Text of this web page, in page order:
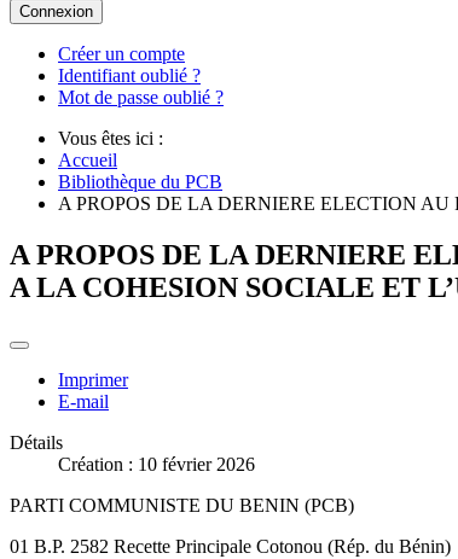
Connexion
Créer un compte
Identifiant oublié ?
Mot de passe oublié ?
Vous êtes ici :
Accueil
Bibliothèque du PCB
A PROPOS DE LA DERNIERE ELECTION
A PROPOS DE LA DERNIERE
A LA COHESION SOCIALE ET
Imprimer
E-mail
Détails
Création : 10 février 2026
PARTI COMMUNISTE DU BENIN (PCB)
01 B.P. 2582 Recette Principale Cotonou (Rép. du Bénin)